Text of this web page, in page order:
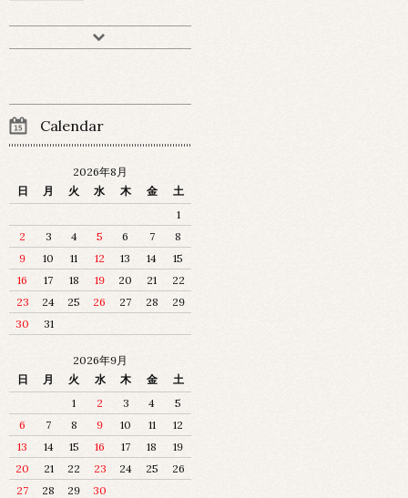
Calendar
2026年8月
日
月 火 水 木 金
土
1
2
3 4 5 6 7
8
9
10 11 12 13 14
15
16
17 18 19 20 21
22
23
24 25 26 27 28
29
30
31
2026年9月
日
月 火 水 木 金
土
1
2 3 4
5
6
7 8 9 10 11
12
13
14 15 16 17 18
19
20
21 22 23 24 25
26
27
28 29 30